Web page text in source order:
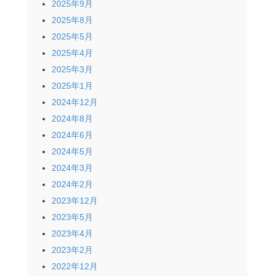
2025年9月
2025年8月
2025年5月
2025年4月
2025年3月
2025年1月
2024年12月
2024年8月
2024年6月
2024年5月
2024年3月
2024年2月
2023年12月
2023年5月
2023年4月
2023年2月
2022年12月